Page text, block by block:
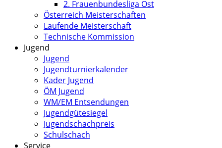
2. Frauenbundesliga Ost
Österreich Meisterschaften
Laufende Meisterschaft
Technische Kommission
Jugend
Jugend
Jugendturnierkalender
Kader Jugend
ÖM Jugend
WM/EM Entsendungen
Jugendgütesiegel
Jugendschachpreis
Schulschach
Service